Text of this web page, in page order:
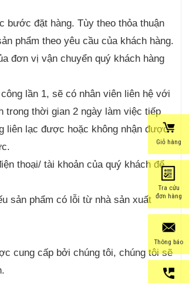
bước đặt hàng. Tùy theo thỏa thuận
phẩm theo yêu cầu của khách hàng.
đơn vị vận chuyển quý khách hàng
lần 1, sẽ có nhân viên liên hệ với
trong thời gian 2 ngày làm việc tiếp
liên lạc được hoặc không nhận được
thoại/ tài khoản của quý khách để
sản phẩm có lỗi từ nhà sản xuất
cung cấp bởi chúng tôi, chúng tôi sẽ
Giỏ hàng
Tra cứu
đơn hàng
Thông báo